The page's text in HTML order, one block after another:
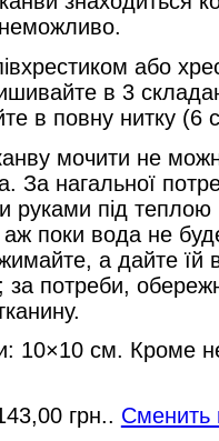
або
в 3
в повну нитку (6
мочити не
За нагальної
руками під
поки вода не
а дайте їй
за потреби,
10×10 см. Кроме
грн.. Сменить